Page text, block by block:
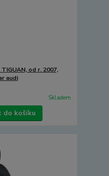
od r. 2007,
audi
Skladem
do košíku